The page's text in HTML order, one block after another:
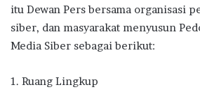
itu Dewan Pers bersama organisasi
siber, dan masyarakat menyusun
Media Siber sebagai berikut:
1. Ruang Lingkup